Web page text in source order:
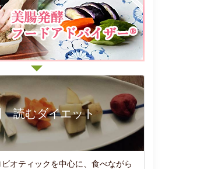
読むダイエット
オティックを中心に、食べながら